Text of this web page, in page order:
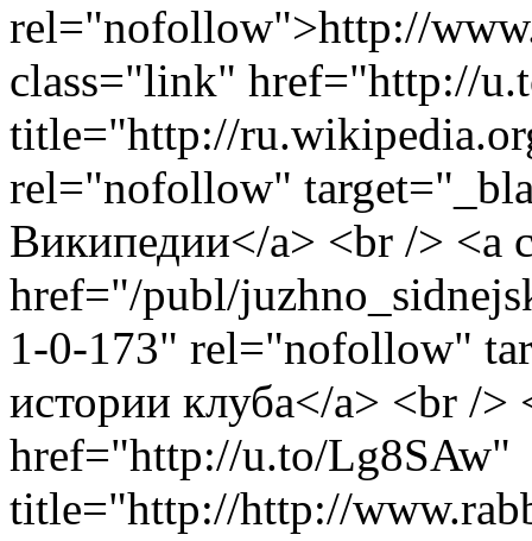
rel="nofollow">http://
class="link" href="http://
title="http://
rel="nofollow"
Википедии</a> <br /> <a
href="/publ/
1-0-173" rel="nofollow"
истории клуба</a> <br /
href="http://u.to/Lg8SAw"
title="http://http://